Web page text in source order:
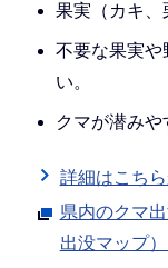
果実（カキ、
不要な果実や
い。
クマが潜みや
詳細はこち
県内のクマ
出没マップ